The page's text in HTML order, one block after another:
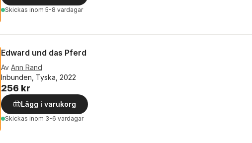
Skickas inom 5-8 vardagar
Edward und das Pferd
Av Ann Rand
Inbunden, Tyska, 2022
256 kr
Lägg i varukorg
Skickas inom 3-6 vardagar